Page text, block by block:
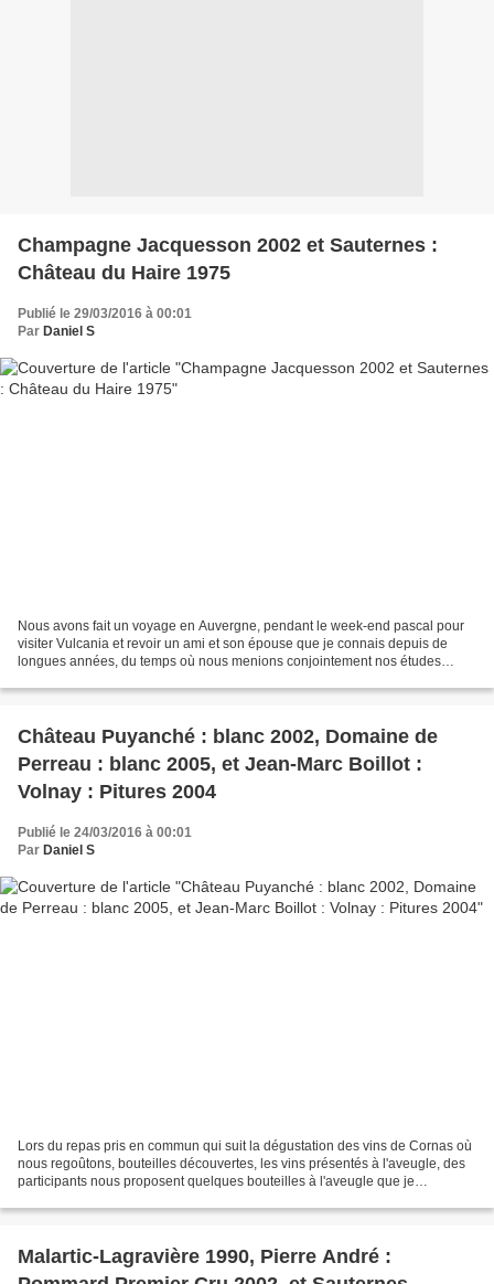
Champagne Jacquesson 2002 et Sauternes :
Château du Haire 1975
Publié le 29/03/2016 à 00:01
Par Daniel S
Nous avons fait un voyage en Auvergne, pendant le week-end pascal pour
visiter Vulcania et revoir un ami et son épouse que je connais depuis de
longues années, du temps où nous menions conjointement nos études
Château Puyanché : blanc 2002, Domaine de
Perreau : blanc 2005, et Jean-Marc Boillot :
Volnay : Pitures 2004
Publié le 24/03/2016 à 00:01
Par Daniel S
Lors du repas pris en commun qui suit la dégustation des vins de Cornas où
nous regoûtons, bouteilles découvertes, les vins présentés à l'aveugle, des
participants nous proposent quelques bouteilles à l'aveugle que je
Malartic-Lagravière 1990, Pierre André :